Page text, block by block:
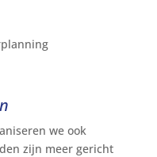
we ook
zijn meer gericht